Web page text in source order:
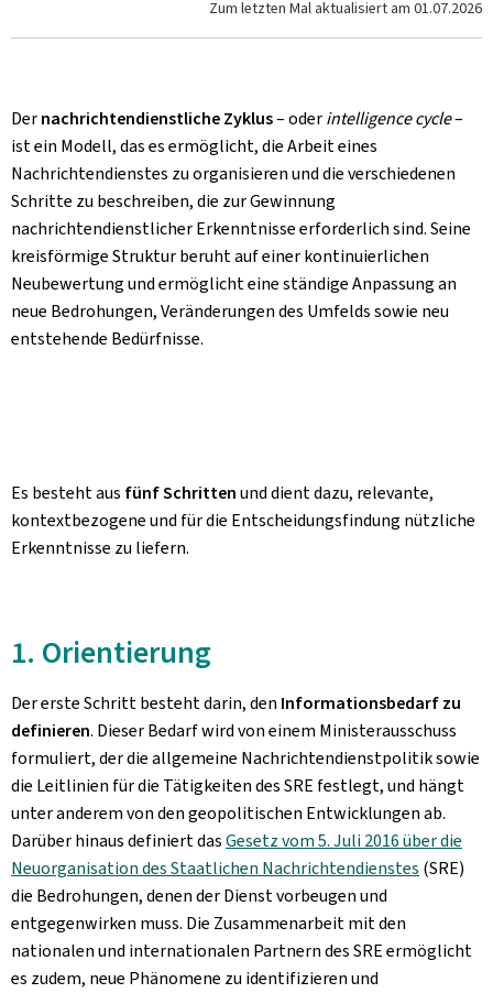
Zum letzten Mal aktualisiert am 01.07.2026
Dernachrichtendienstliche Zyklus– oderintelligencecycle–
ist ein Modell, das es ermöglicht, die Arbeit eines
Nachrichtendienstes zu organisieren und die verschiedenen
Schritte zu beschreiben, die zur Gewinnung
nachrichtendienstlicher Erkenntnisse erforderlich sind. Seine
kreisförmige Struktur beruht auf einer kontinuierlichen
Neubewertung und ermöglicht eine ständige Anpassung an
neue Bedrohungen, Veränderungen des Umfelds sowie neu
entstehende Bedürfnisse.
Es besteht aus fünf Schrittenund dient dazu, relevante,
kontextbezogene und für die Entscheidungsfindung nützliche
Erkenntnisse zu liefern.
1. Orientierung
Der erste Schritt besteht darin, den Informationsbedarf zu
definieren. Dieser Bedarf wird von einem Ministerausschuss
formuliert, der die allgemeine Nachrichtendienstpolitik sowie
die Leitlinien für die Tätigkeiten des SRE festlegt, und hängt
unter anderem von den geopolitischen Entwicklungen ab.
Darüber hinaus definiert dasGesetz vom 5. Juli 2016 über die
Neuorganisation des Staatlichen Nachrichtendienstes (SRE)
die Bedrohungen, denen der Dienst vorbeugen und
entgegenwirken muss. Die Zusammenarbeit mit den
nationalen und internationalen Partnern des SRE ermöglicht
es zudem, neue Phänomene zu identifizieren und